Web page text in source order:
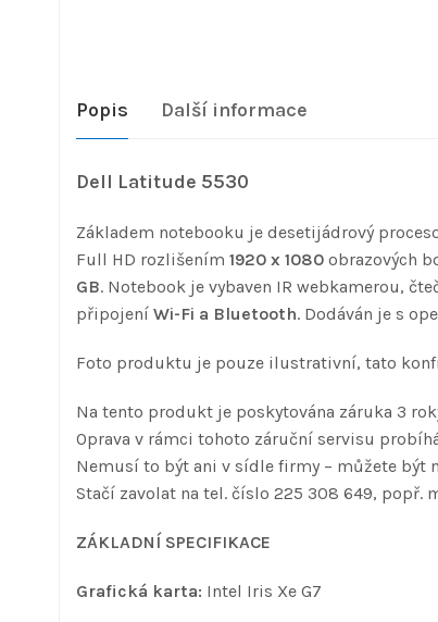
Popis Další informace
Dell Latitude 5530
Základem notebooku je desetijádrový
Full HD rozlišením 1920 x 1080 obrazových
GB. Notebook je vybaven IR webkamerou,
připojení Wi-Fi a Bluetooth. Dodáván je s
Foto produktu je pouze ilustrativní, tato
Na tento produkt je poskytována záruka 3
Oprava v rámci tohoto záruční servisu
Nemusí to být ani v sídle firmy – můžete být
Stačí zavolat na tel. číslo 225 308 649, popř.
ZÁKLADNÍ SPECIFIKACE
Grafická karta: Intel Iris Xe G7